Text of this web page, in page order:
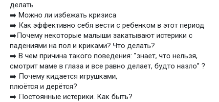
делать
➡️ Можно ли избежать кризиса
➡️ Как эффективно себя вести с ребенком в этот период
➡️Почему некоторые малыши закатывают истерики с
падениями на пол и криками? Что делать?
➡️ В чем причина такого поведения: "знает, что нельзя,
смотрит маме в глаза и все равно делает, будто назло" ?
➡️ Почему кидается игрушками,
плюётся и дерётся?
➡️ Постоянные истерики. Как быть?